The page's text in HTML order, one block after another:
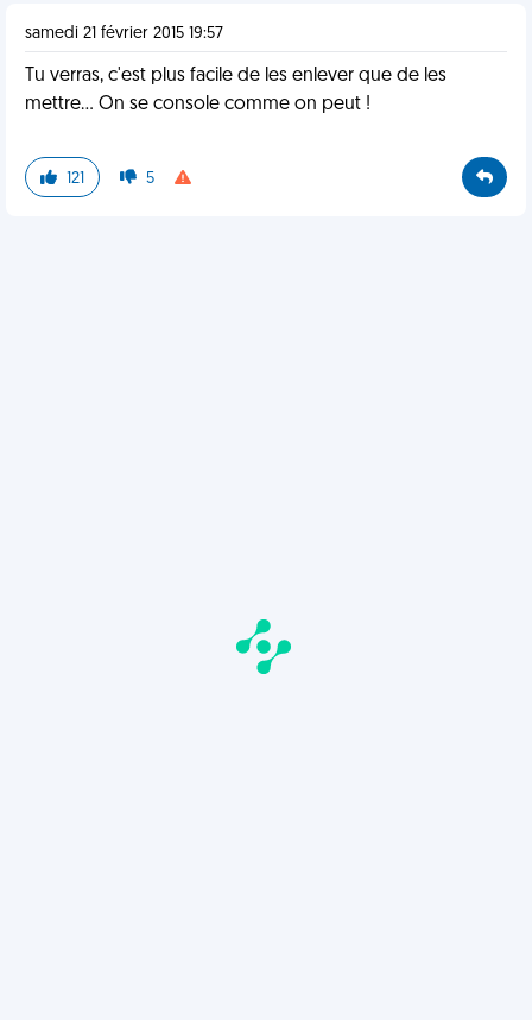
samedi 21 février 2015 19:57
Tu verras, c'est plus facile de les enlever que de les
mettre... On se console comme on peut !
121 5